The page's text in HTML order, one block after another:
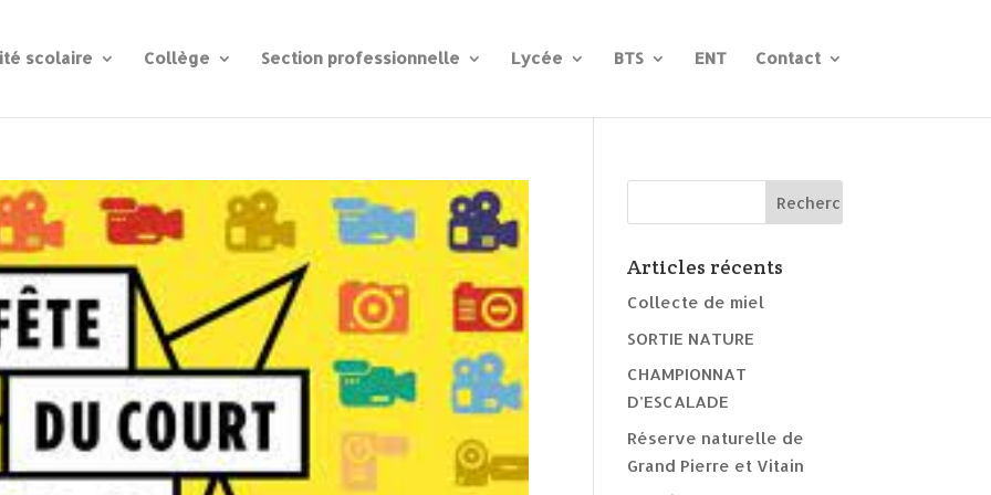
scolaire Collège Section professionnelle Lycée BTS ENT Contact
Articles récents
Collecte de miel
SORTIE NATURE
CHAMPIONNAT
D’ESCALADE
Réserve naturelle de
Grand Pierre et Vitain